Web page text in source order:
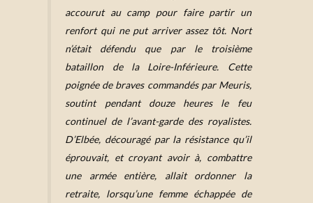
accourut au camp pour faire partir un
renfort qui ne put arriver assez tôt. Nort
n’était défendu que par le troisième
bataillon de la Loire-Inférieure. Cette
poignée de braves commandés par Meuris,
soutint pendant douze heures le feu
continuel de l’avant-garde des royalistes.
D’Elbée, découragé par la résistance qu’il
éprouvait, et croyant avoir à, combattre
une armée entière, allait ordonner la
retraite, lorsqu’une femme échappée de